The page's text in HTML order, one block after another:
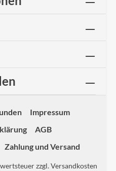
Impressum
AGB
Zahlung und Versand
zzgl.Versandkosten